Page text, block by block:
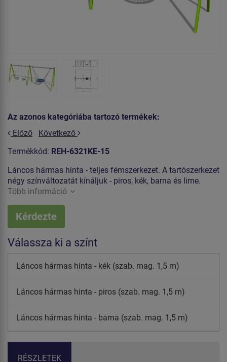
Az azonos kategóriába tartozó termékek:
Előző
Következő
Termékkód: REH-6321KE-15
Láncos hármas hinta - teljes fémszerkezet. A tartószerkezet
négy színváltozatát kínáljuk - piros, kék, barna és lime.
Több információ
Kérdezte
Válassza ki a színt
Láncos hármas hinta - kék (szab. mag. 1,5 m)
Láncos hármas hinta - piros (szab. mag. 1,5 m)
Láncos hármas hinta - barna (szab. mag. 1,5 m)
RÉSZLETEK